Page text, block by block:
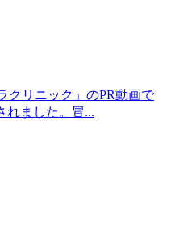
クリニック」のPR動画で
れました。冒...